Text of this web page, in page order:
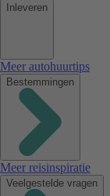
Inleveren
Meer autohuurtips
Bestemmingen
Meer reisinspiratie
Veelgestelde vragen